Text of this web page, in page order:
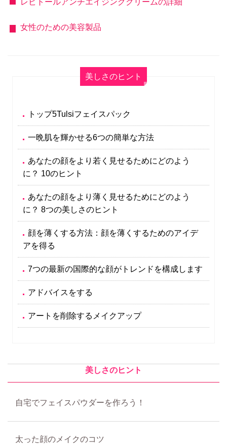
レビトールアンチエイジングクリームの詳細
女性のための美容製品
美しさのヒント
トップ5Tulsiフェイスパック
一晩肌を輝かせる6つの簡単な方法
あなたの顔をより若く見せるためにどのよう
に？ 10のヒント
あなたの顔をより薄く見せるためにどのよう
に？ 8つの美しさのヒント
顔を薄くする方法：顔を薄くするためのアイデ
アを得る
7つの最新の国際的な顔がトレンドを構成します
アドバイスをする
アートを削除するメイクアップ
美しさのヒント
自宅でフェイスパウダーを作ろう！
太った顔のメイクのコツ